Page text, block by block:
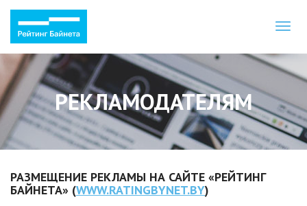
РЕКЛАМОДАТЕЛЯМ
РАЗМЕЩЕНИЕ РЕКЛАМЫ НА САЙТЕ «РЕЙТИНГ
БАЙНЕТА» (WWW.RATINGBYNET.BY)